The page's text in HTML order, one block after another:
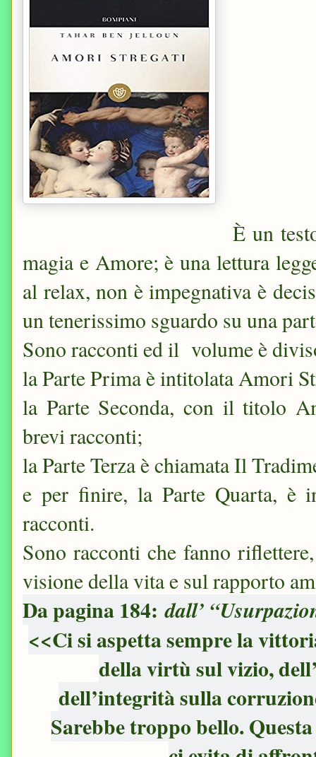
È un
magia e Amore; è una lettura
al relax, non è impegnativa è
un tenerissimo sguardo su una
Sono racconti ed il volume è
la Parte Prima è intitolata Amori
la Parte Seconda, con il titolo
brevi racconti;
la Parte Terza è chiamata Il
e per finire, la Parte Quarta, è
racconti.
Sono racconti che fanno
visione della vita e sul rapporto
Da pagina 184:dall’
<<Ci si aspetta sempre la
della virtù sul vizio,
dell’integrità sulla
Sarebbe troppo bello.